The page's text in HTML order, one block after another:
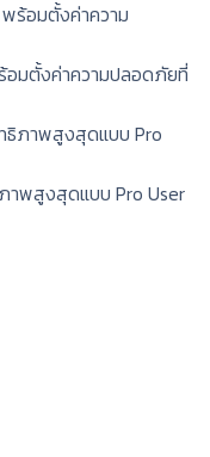
มตั้งค่าความปลอดภัยที่
าพสูงสุดแบบ Pro User